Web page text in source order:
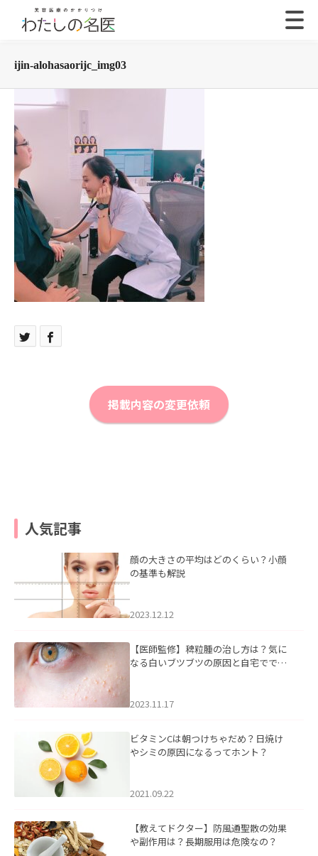
ijin-alohasaorijc_img03
掲載内容の変更依頼
人気記事
顔の大きさの平均はどのくらい？小顔
の基準も解説
2023.12.12
【医師監修】稗粒腫の治し方は？気に
なる白いブツブツの原因と自宅ででき
2023.11.17
ビタミンCは朝つけちゃだめ？日焼け
やシミの原因になるってホント？
2021.09.22
【教えてドクター】防風通聖散の効果
や副作用は？長期服用は危険なの？